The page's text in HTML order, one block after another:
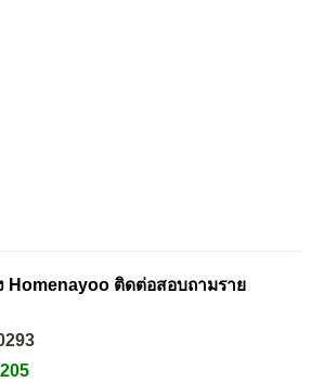
Homenayoo ติดต่อสอบถามราย